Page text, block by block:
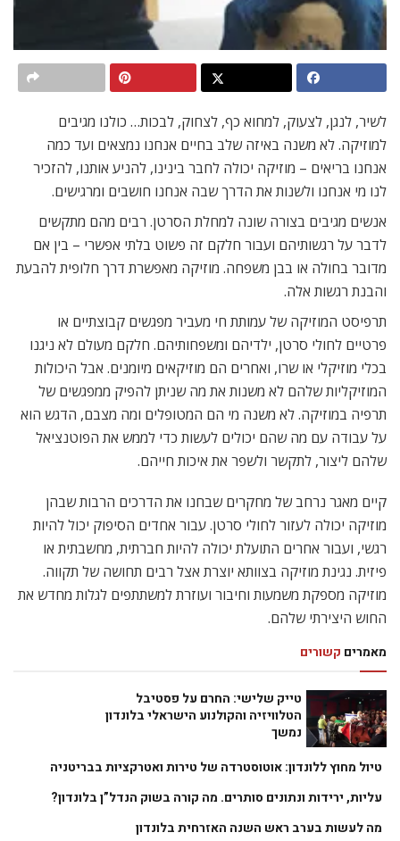
לשיר, לנגן, לצעוק, למחוא כף, לצחוק, לבכות… כולנו מגיבים
למוזיקה. לא משנה באיזה שלב בחיים אנחנו נמצאים ועד כמה
אנחנו בריאים – מוזיקה יכולה לחבר בינינו, להניע אותנו, להזכיר
לנו מי אנחנו ולשנות את הדרך שבה אנחנו חושבים ומרגישים.
אנשים מגיבים בצורה שונה למחלת הסרטן. רבים מהם מתקשים
לדבר על רגשותיהם ועבור חלקם זה פשוט בלתי אפשרי – בין אם
מדובר בחולה או בבן משפחה. מוזיקה מאפשרת דרך חלופית להבעת
והבנת רגשות אלה.
תרפיסט המוזיקה של עמותת חי מעביר מפגשים קבוצתיים או
פרטיים לחולי סרטן, ילדיהם ומשפחותיהם. חלקם מעולם לא ניגנו
בכלי מוזיקלי או שרו, ואחרים הם מוזיקאים מיומנים. אבל היכולות
המוזיקליות שלהם לא משנות את מה שניתן להפיק ממפגשים של
תרפיה במוזיקה. לא משנה מי הם המטופלים ומה מצבם, הדגש הוא
על עבודה עם מה שהם יכולים לעשות כדי לממש את הפוטנציאל
שלהם ליצור, לתקשר ולשפר את איכות חייהם.
קיים מאגר נרחב של מחקרים שבחנו את הדרכים הרבות שבהן
מוזיקה יכולה לעזור לחולי סרטן. עבור אחדים הסיפוק יכול להיות
רגשי, ועבור אחרים התועלת יכולה להיות חברתית, מחשבתית או
פיזית. נגינת מוזיקה בצוותא יוצרת אצל רבים תחושה של תקווה.
מוזיקה מספקת משמעות וחיבור ועוזרת למשתתפים לגלות מחדש את
החוש היצירתי שלהם.
מאמרים קשורים
טייק שלישי: החרם על פסטיבל
הטלוויזיה והקולנוע הישראלי בלונדון
נמשך
טיול מחוץ ללונדון: אוטוסטרדה של טירות ואטרקציות בבריטניה
עליות, ירידות ונתונים סותרים. מה קורה בשוק הנדל”ן בלונדון?
מה לעשות בערב ראש השנה האזרחית בלונדון